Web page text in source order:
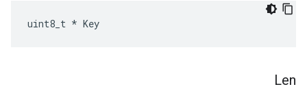
uint8_t * Key
Len